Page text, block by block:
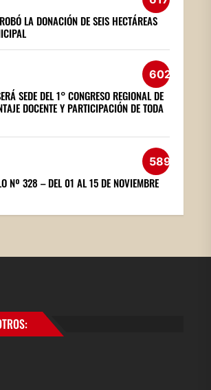
LA DONACIÓN DE SEIS HECTÁREAS
602
SEDE DEL 1° CONGRESO REGIONAL DE
DOCENTE Y PARTICIPACIÓN DE TODA
589
Nº 328 – DEL 01 AL 15 DE NOVIEMBRE